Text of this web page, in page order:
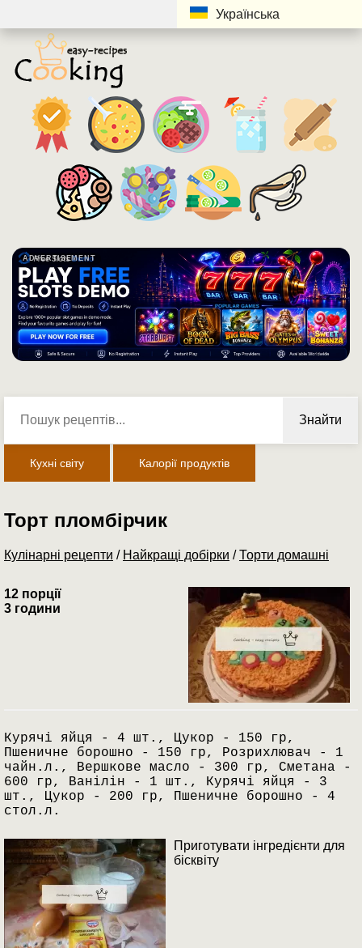
Українська
ADVERTISEMENT
Знайти
Кухні світу Калорії продуктів
Торт пломбірчик
Кулінарні рецепти / Найкращі добірки /Торти домашні
12 порції
3 години
Курячі яйця - 4 шт., Цукор - 150 гр,
Пшеничне борошно - 150 гр, Розрихлювач - 1
чайн.л., Вершкове масло - 300 гр, Сметана -
600 гр, Ванілін - 1 шт., Курячі яйця - 3
шт., Цукор - 200 гр, Пшеничне борошно - 4
стол.л.
Приготувати інгредієнти для
бісквіту